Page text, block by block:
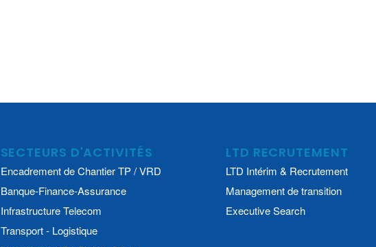
SECTEURS D'ACTIVITÉS
Encadrement de Chantier TP / VRD
Banque-Finance-Assurance
Infrastructure Telecom
Transport - Logistique
LTD RECRUTEMENT
LTD Intérim & Recrutement
Management de transition
Executive Search